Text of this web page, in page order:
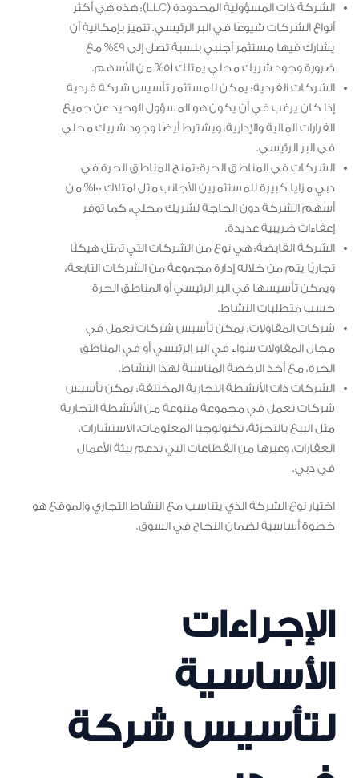
الشركة ذات المسؤولية المحدودة (LLC): هذه هي أكثر
أنواع الشركات شيوعًا في البر الرئيسي. تتميز بإمكانية أن
يشارك فيها مستثمر أجنبي بنسبة تصل إلى 49% مع
ضرورة وجود شريك محلي يمتلك 51% من الأسهم.
الشركات الفردية: يمكن للمستثمر تأسيس شركة فردية
إذا كان يرغب في أن يكون هو المسؤول الوحيد عن جميع
القرارات المالية والإدارية، ويشترط أيضًا وجود شريك محلي
في البر الرئيسي.
الشركات في المناطق الحرة: تمنح المناطق الحرة في
دبي مزايا كبيرة للمستثمرين الأجانب مثل امتلاك 100% من
أسهم الشركة دون الحاجة لشريك محلي، كما توفر
إعفاءات ضريبية عديدة.
الشركة القابضة: هي نوع من الشركات التي تمثل هيكلًا
تجاريًا يتم من خلاله إدارة مجموعة من الشركات التابعة،
ويمكن تأسيسها في البر الرئيسي أو المناطق الحرة
حسب متطلبات النشاط.
شركات المقاولات: يمكن تأسيس شركات تعمل في
مجال المقاولات سواء في البر الرئيسي أو في المناطق
الحرة، مع أخذ الرخصة المناسبة لهذا النشاط.
الشركات ذات الأنشطة التجارية المختلفة: يمكن تأسيس
شركات تعمل في مجموعة متنوعة من الأنشطة التجارية
مثل البيع بالتجزئة، تكنولوجيا المعلومات، الاستشارات،
العقارات، وغيرها من القطاعات التي تدعم بيئة الأعمال
في دبي.
اختيار نوع الشركة الذي يتناسب مع النشاط التجاري والموقع هو
خطوة أساسية لضمان النجاح في السوق.
الإجراءات
الأساسية
لتأسيس شركة